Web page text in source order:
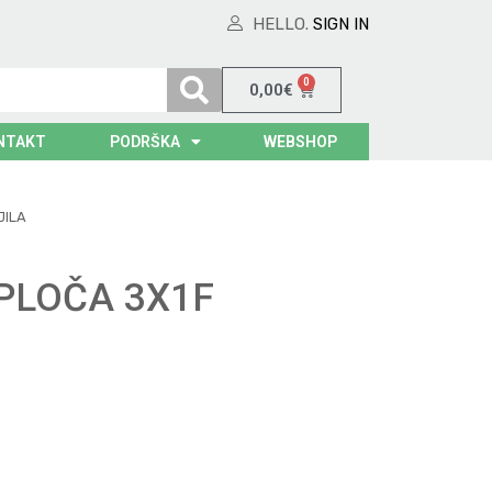
HELLO. SIGN IN
0,00€ 0
PODRŠKA WEBSHOP
3X1F